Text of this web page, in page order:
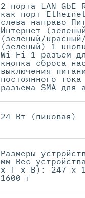
2 порта LAN GbE
как порт Ethernet
слева направо
Интернет
(зеленый/
(зеленый) 1
Wi-Fi 1 разъем
кнопка сброса
выключения
постоянного
разъема SMA для
24 Вт (пиковая)
Размеры
мм Вес
x Г x В): 247 x
1600 г